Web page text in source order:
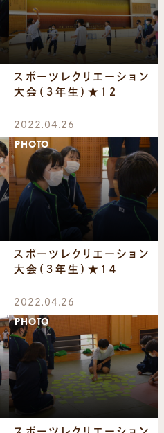
スポーツレクリエーション
大会（３年生）★１２
2022.04.26
PHOTO
スポーツレクリエーション
大会（３年生）★１４
2022.04.26
PHOTO
スポーツレクリエーション